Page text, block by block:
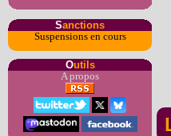
Sanctions
Suspensions en cours
Outils
A propos